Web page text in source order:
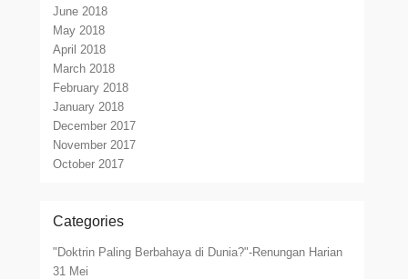
June 2018
May 2018
April 2018
March 2018
February 2018
January 2018
December 2017
November 2017
October 2017
Categories
"Doktrin Paling Berbahaya di Dunia?"-Renungan Harian
31 Mei